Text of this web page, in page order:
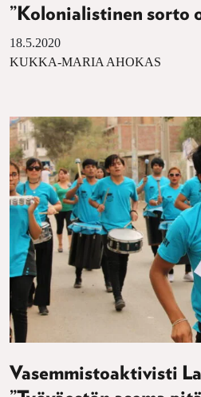
”Kolonialistinen sorto
18.5.2020
KUKKA-MARIA AHOKAS
Vasemmistoaktivisti